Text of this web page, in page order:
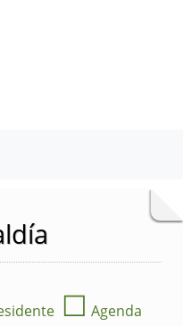
☐ Agenda